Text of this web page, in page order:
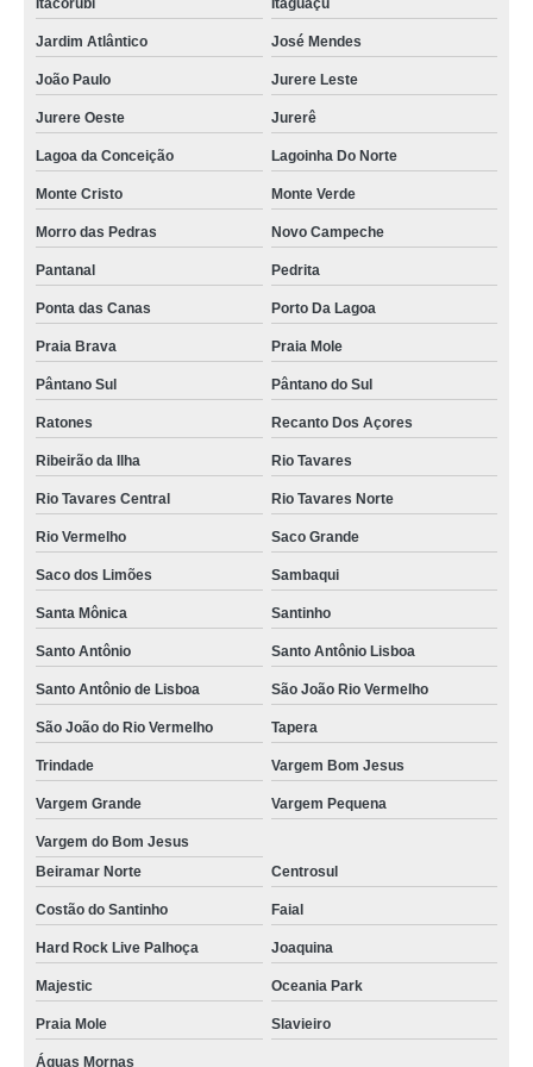
preço de locação de puff Jurere Oeste
onde faz locação de puffs para eventos Barra da Lagoa
locação de puff e poltrona Brusque
onde faz locação de puffs para eventos corporativos Santo Antônio Lisboa
preço de locação de puffs para eventos corporativos Jurere Oeste
preço de aluguel de puff para aniversários Costão do Santinho
locação de puff e poltrona valores Capivari
locação de puffs para eventos corporativos Bom Abrigo
aluguel de puff para festa valores Alto Ribeirão Leste
preço de aluguel de puff para festa corporativa Novo Campeche
onde faz locação de puffs para eventos Rio Tavares Norte
locação de puffs para evento Imbituba
preço de aluguel de puff para festa corporativa Costeira Do Ribeirão
locação de puff valores Barra Velha
locação de puff e poltrona Vargem Pequena
aluguel de puff para festa corporativa valores Ingleses
locação de puff para festas Campeche
aluguel de puff para festa Sambaqui
preço de locação de puff Vargem Pequena
locação de puff para festas valores Capoeiras
onde faz locação de puff para festas Armação do Pântano do Sul
Itacorubi Itaguaçu
Jardim Atlântico José Mendes
João Paulo Jurere Leste
Jurere Oeste Jurerê
Lagoa da Conceição Lagoinha Do Norte
Monte Cristo Monte Verde
Morro das Pedras Novo Campeche
Pantanal Pedrita
Ponta das Canas Porto Da Lagoa
Praia Brava Praia Mole
Pântano Sul Pântano do Sul
Ratones Recanto Dos Açores
Ribeirão da Ilha Rio Tavares
Rio Tavares Central Rio Tavares Norte
Rio Vermelho Saco Grande
Saco dos Limões Sambaqui
Santa Mônica Santinho
Santo Antônio Santo Antônio Lisboa
Santo Antônio de Lisboa São João Rio Vermelho
São João do Rio Vermelho Tapera
Trindade Vargem Bom Jesus
Vargem Grande Vargem Pequena
Vargem do Bom Jesus
Beiramar Norte
Centrosul
Costão do Santinho Faial
Hard Rock Live Palhoça Joaquina
Majestic Oceania Park
Praia Mole Slavieiro
Águas Mornas